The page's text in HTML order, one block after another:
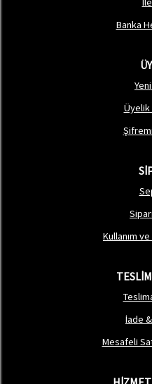
Banka
Üyelik
Kullanım ve
İade
Mesafeli